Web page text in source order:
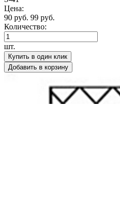
Цена:
90 руб. 99 руб.
Количество:
шт.
Купить в один клик
Добавить в корзину